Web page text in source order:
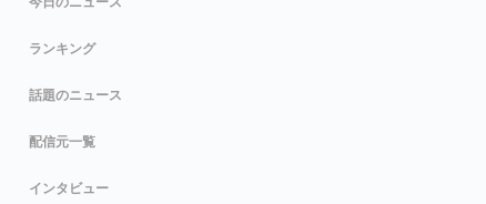
ランキング
話題のニュース
配信元一覧
インタビュー